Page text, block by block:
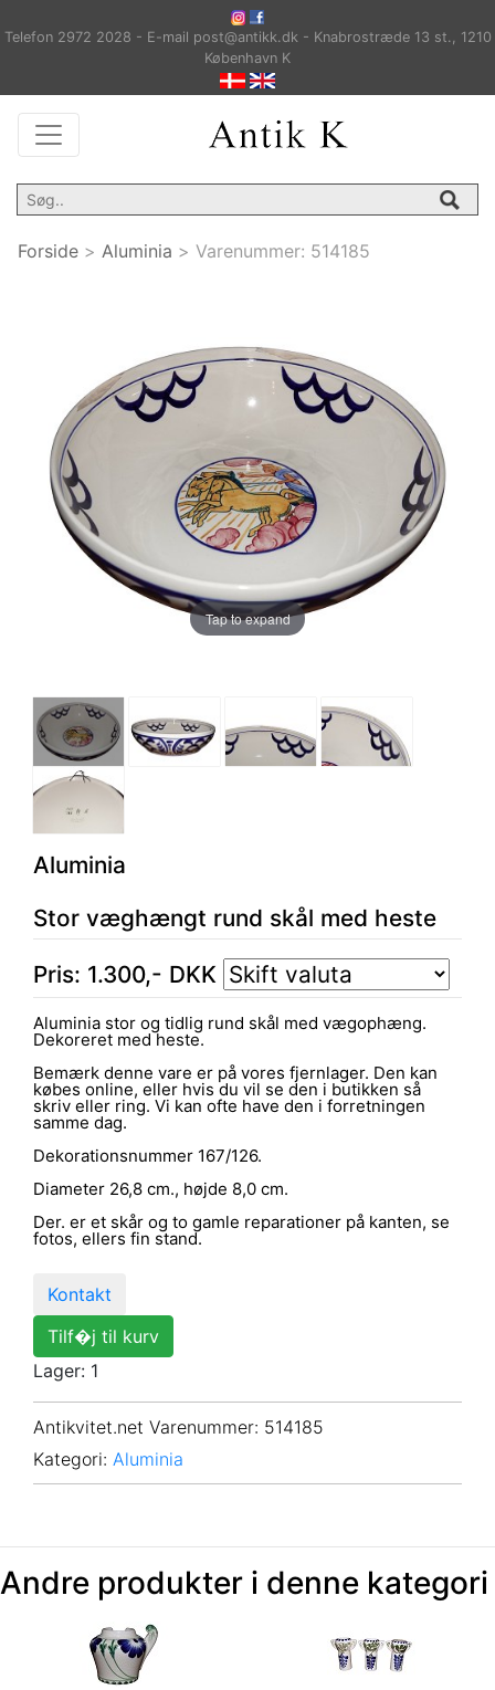
Telefon 2972 2028 - E-mail post@antikk.dk - Knabrostræde 13 st., 1210
København K
Forside > Aluminia > Varenummer: 514185
Tap to expand
Aluminia
Stor væghængt rund skål med heste
Pris: 1.300,- DKK
Aluminia stor og tidlig rund skål med vægophæng.
Dekoreret med heste.
Bemærk denne vare er på vores fjernlager. Den kan
købes online, eller hvis du vil se den i butikken så
skriv eller ring. Vi kan ofte have den i forretningen
samme dag.
Dekorationsnummer 167/126.
Diameter 26,8 cm., højde 8,0 cm.
Der. er et skår og to gamle reparationer på kanten, se
fotos, ellers fin stand.
Kontakt
Tilf�j til kurv
Lager: 1
Antikvitet.net Varenummer: 514185
Kategori: Aluminia
Andre produkter i denne kategori